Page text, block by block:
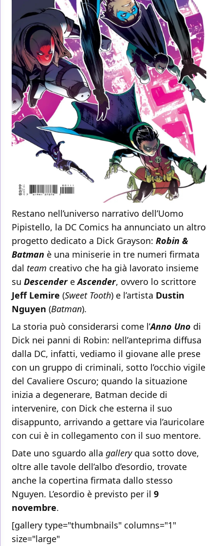
Restano nell’universo narrativo dell’Uomo
Pipistello, la DC Comics ha annunciato un altro
progetto dedicato a Dick Grayson: Robin &
Batman è una miniserie in tre numeri firmata
dal team creativo che ha già lavorato insieme
su DescendereAscender, ovvero lo scrittore
Jeff Lemire (Sweet Tooth) e l’artista Dustin
Nguyen (Batman).
La storia può considerarsi come l’Anno Uno di
Dick nei panni di Robin: nell’anteprima diffusa
dalla DC, infatti, vediamo il giovane alle prese
con un gruppo di criminali, sotto l’occhio vigile
del Cavaliere Oscuro; quando la situazione
inizia a degenerare, Batman decide di
intervenire, con Dick che esterna il suo
disappunto, arrivando a gettare via l’auricolare
con cui è in collegamento con il suo mentore.
Date uno sguardo alla gallery qua sotto dove,
oltre alle tavole dell’albo d’esordio, trovate
anche la copertina firmata dallo stesso
Nguyen. L’esordio è previsto per il 9
novembre.
[gallery type="thumbnails" columns="1"
size="large"